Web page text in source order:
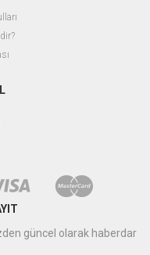
güncel olarak haberdar